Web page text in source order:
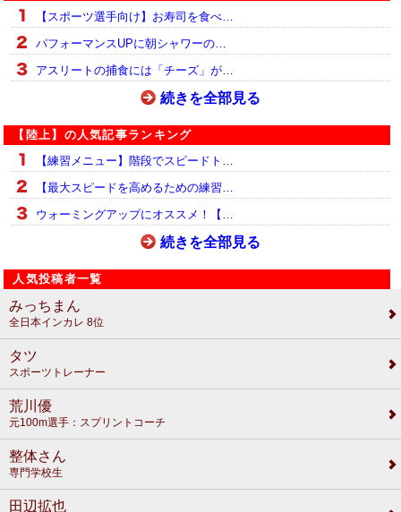
【スポーツ選手向け】お寿司を食べ…
パフォーマンスUPに朝シャワーの…
アスリートの捕食には「チーズ」が…
続きを全部見る
【陸上】の人気記事ランキング
【練習メニュー】階段でスピードト…
【最大スピードを高めるための練習…
ウォーミングアップにオススメ！【…
続きを全部見る
人気投稿者一覧
みっちまん
全日本インカレ 8位
タツ
スポーツトレーナー
荒川優
元100m選手：スプリントコーチ
整体さん
専門学校生
田辺拡也